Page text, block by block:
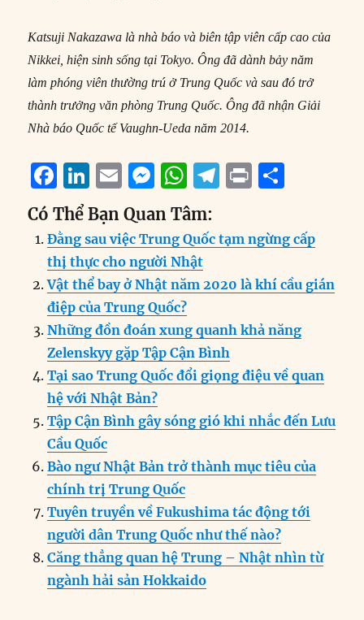
Katsuji Nakazawa là nhà báo và biên tập viên cấp cao của
Nikkei, hiện sinh sống tại Tokyo. Ông đã dành bảy năm
làm phóng viên thường trú ở Trung Quốc và sau đó trở
thành trưởng văn phòng Trung Quốc. Ông đã nhận Giải
Nhà báo Quốc tế Vaughn-Ueda năm 2014.
F
a
c
e
b
o
o
k
Li
n
k
e
d
I
n
E
m
ai
l
M
e
ss
e
n
g
er
W
h
at
s
A
p
T
e
g
r
m
P
n
t
a
re
Có Thể Bạn Quan Tâm:
Đằng sau việc Trung Quốc tạm ngừng cấp
thị thực cho người Nhật
Vật thể bay ở Nhật năm 2020 là khí cầu gián
điệp của Trung Quốc?
Những đồn đoán xung quanh khả năng
Zelenskyy gặp Tập Cận Bình
Tại sao Trung Quốc đổi giọng điệu về quan
hệ với Nhật Bản?
Tập Cận Bình gây sóng gió khi nhắc đến Lưu
Cầu Quốc
Bào ngư Nhật Bản trở thành mục tiêu của
chính trị Trung Quốc
Tuyên truyền về Fukushima tác động tới
người dân Trung Quốc như thế nào?
Căng thẳng quan hệ Trung – Nhật nhìn từ
ngành hải sản Hokkaido